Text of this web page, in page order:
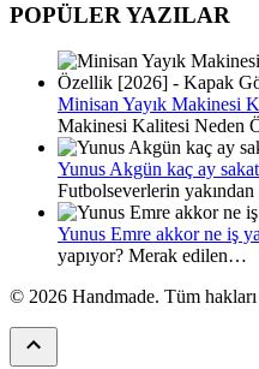
POPÜLER YAZILAR
Minisan Yayık Makinesi
Makinesi Kalitesi Neden
Yunus Akgün kaç ay
Futbolseverlerin
Yunus Emre akkor ne iş
yapıyor? Merak edilen…
© 2026 Handmade. Tüm hakları